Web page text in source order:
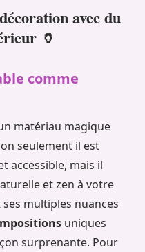
avec du
🏺
comme
matériau magique
seulement il est
accessible, mais il
et zen à votre
multiples nuances
uniques
surprenante. Pour